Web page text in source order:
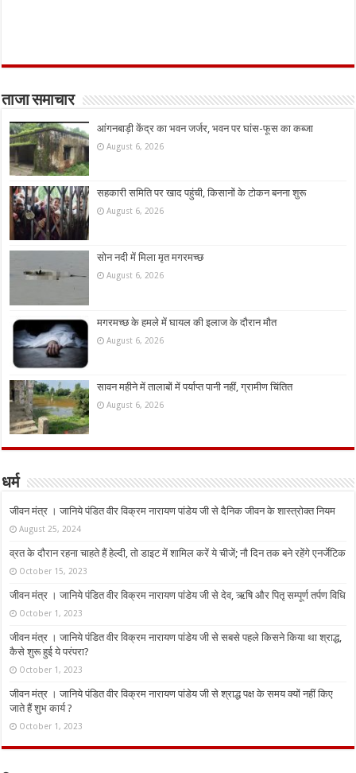
ताजा समाचार
आंगनबाड़ी केंद्र का भवन जर्जर, भवन पर घांस-फूस का कब्जा
August 6, 2026
सहकारी समिति पर खाद पहुंची, किसानों के टोकन बनना शुरू
August 6, 2026
सोन नदी में मिला मृत मगरमच्छ
August 6, 2026
मगरमच्छ के हमले में घायल की इलाज के दौरान मौत
August 6, 2026
सावन महीने में तालाबों में पर्याप्त पानी नहीं, ग्रामीण चिंतित
August 6, 2026
धर्म
जीवन मंत्र । जानिये पंडित वीर विक्रम नारायण पांडेय जी से दैनिक जीवन के शास्त्रोक्त नियम
August 25, 2024
व्रत के दौरान रहना चाहते हैं हेल्दी, तो डाइट में शामिल करें ये चीजें; नौ दिन तक बने रहेंगे एनर्जेटिक
October 15, 2023
जीवन मंत्र । जानिये पंडित वीर विक्रम नारायण पांडेय जी से देव, ऋषि और पितृ सम्पूर्ण तर्पण विधि
October 1, 2023
जीवन मंत्र । जानिये पंडित वीर विक्रम नारायण पांडेय जी से सबसे पहले किसने किया था श्राद्ध,
कैसे शुरू हुई ये परंपरा?
October 1, 2023
जीवन मंत्र । जानिये पंडित वीर विक्रम नारायण पांडेय जी से श्राद्ध पक्ष के समय क्यों नहीं किए
जाते हैं शुभ कार्य ?
October 1, 2023